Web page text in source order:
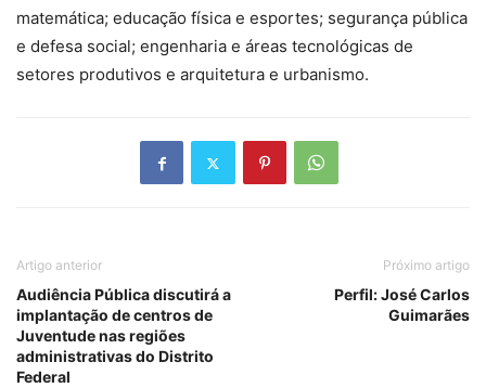
matemática; educação física e esportes; segurança pública
e defesa social; engenharia e áreas tecnológicas de
setores produtivos e arquitetura e urbanismo.
Artigo anterior
Audiência Pública discutirá a
implantação de centros de
Juventude nas regiões
administrativas do Distrito
Federal
Próximo artigo
Perfil: José Carlos
Guimarães